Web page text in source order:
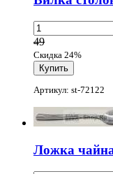
49
Скидка 24%
Артикул: st-72122
Ложка